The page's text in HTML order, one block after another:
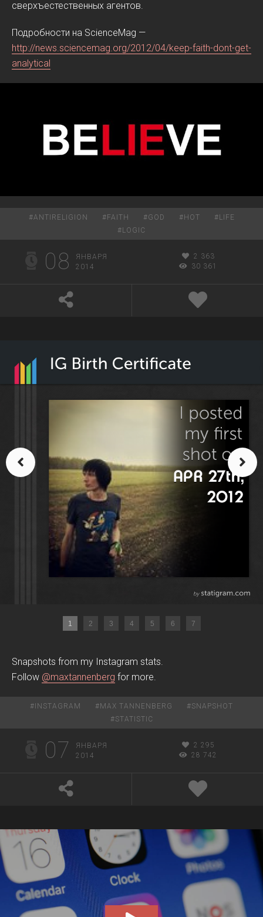
сверхъестественных агентов.
Подробности на ScienceMag —
http://news.sciencemag.org/2012/04/keep-faith-dont-get-
analytical
#ANTIRELIGION # FAITH #GOD # HOT # LIFE
# LOGIC
08
ЯНВАРЯ
2014
2 363
30 361
1 2 3 4 5 6 7
Snapshots from my Instagram stats.
Follow @maxtannenberg for more.
# INSTAGRAM # MAX TANNENBERG #SNAPSHOT
#STATISTIC
07
ЯНВАРЯ
2014
2 295
28 742